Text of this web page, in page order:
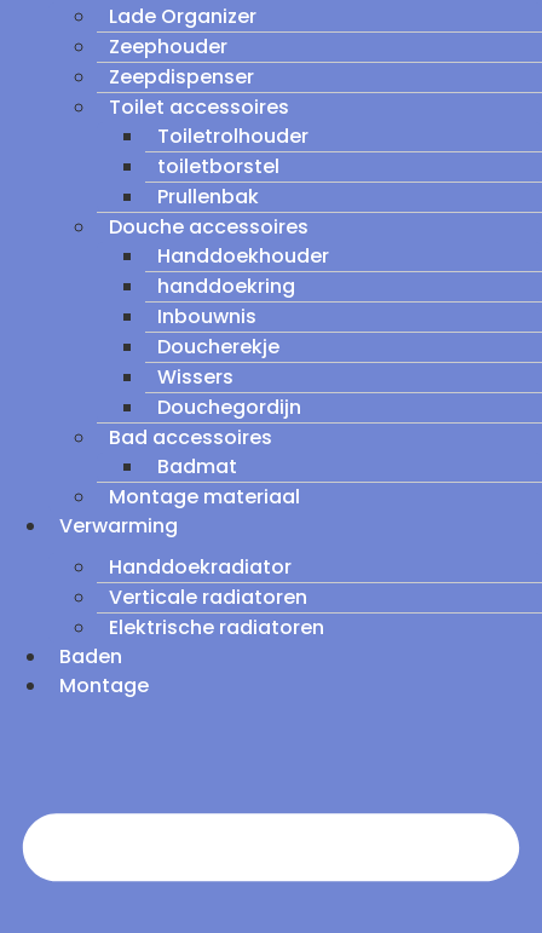
Lade Organizer
Zeephouder
Zeepdispenser
Toilet accessoires
Toiletrolhouder
toiletborstel
Prullenbak
Douche accessoires
Handdoekhouder
handdoekring
Inbouwnis
Doucherekje
Wissers
Douchegordijn
Bad accessoires
Badmat
Montage materiaal
Verwarming
Handdoekradiator
Verticale radiatoren
Elektrische radiatoren
Baden
Montage